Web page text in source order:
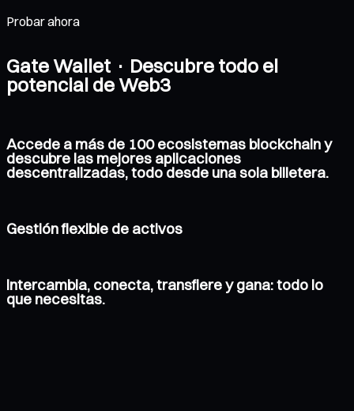
Probar ahora
Gate Wallet · Descubre todo el
potencial de Web3
Accede a más de 100 ecosistemas blockchain y
descubre las mejores aplicaciones
descentralizadas, todo desde una sola billetera.
Gestión flexible de activos
Intercambia, conecta, transfiere y gana: todo lo
que necesitas.